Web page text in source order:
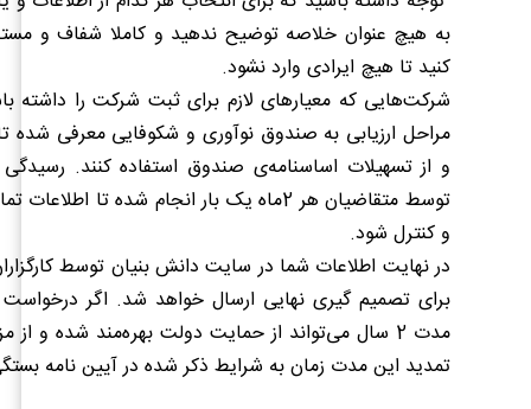
به هیچ عنوان خلاصه توضیح ندهید و کاملا شفاف و
کنید تا هیچ ایرادی وارد نشود.
شرکت‌هایی که معیارهای لازم برای ثبت شرکت را داشته
مراحل ارزیابی به صندوق نوآوری و شکوفایی معرفی شده
و از تسهیلات اساسنامه‌ی صندوق استفاده کنند.
توسط متقاضیان هر 2ماه یک بار انجام شده تا
و کنترل شود.
در نهایت اطلاعات شما در سایت دانش بنیان توسط
برای تصمیم گیری نهایی ارسال خواهد شد. اگر
مدت 2 سال می‌تواند از حمایت دولت بهره‌مند شده و از
تمدید این مدت زمان به شرایط ذکر شده در آیین نامه